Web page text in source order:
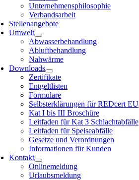
Unternehmensphilosophie
Verbandsarbeit
Stellenangebote
Umwelt
Abwasserbehandlung
Abluftbehandlung
Nahwärme
Downloads
Zertifikate
Entgeltlisten
Formulare
Selbsterklärungen für REDcert EU
Kat I bis III Broschüre
Leitfaden für Kat 3 Schlachtabfälle
Leitfaden für Speiseabfälle
Gesetze und Verordnungen
Informationen für Kunden
Kontakt
Onlinemeldung
Urlaubsmeldung